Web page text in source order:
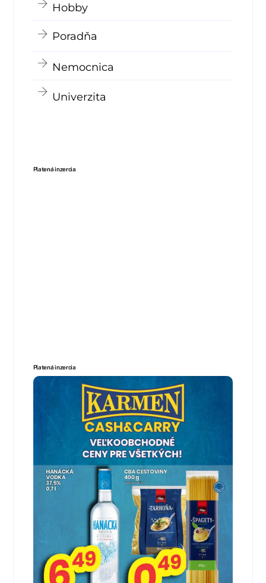
Hobby
Poradňa
Nemocnica
Univerzita
Platená inzercia
Platená inzercia